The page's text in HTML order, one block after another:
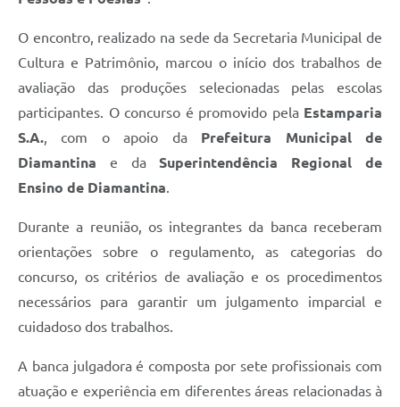
O encontro, realizado na sede da Secretaria Municipal de
Cultura e Patrimônio, marcou o início dos trabalhos de
avaliação das produções selecionadas pelas escolas
participantes. O concurso é promovido pela Estamparia
S.A., com o apoio da Prefeitura Municipal de
Diamantina e daSuperintendência Regional de
Ensino de Diamantina.
Durante a reunião, os integrantes da banca receberam
orientações sobre o regulamento, as categorias do
concurso, os critérios de avaliação e os procedimentos
necessários para garantir um julgamento imparcial e
cuidadoso dos trabalhos.
A banca julgadora é composta por sete profissionais com
atuação e experiência em diferentes áreas relacionadas à